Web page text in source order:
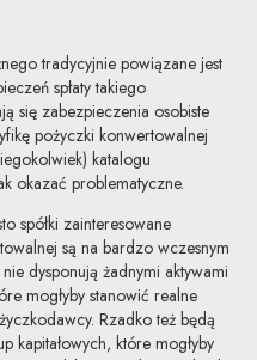
tradycyjnie powiązane jest
spłaty takiego
się zabezpieczenia osobiste
pożyczki konwertowalnej
katalogu
okazać problematyczne.
spółki zainteresowane
są na bardzo wczesnym
dysponują żadnymi aktywami
mogłyby stanowić realne
Rzadko też będą
kapitałowych, które mogłyby